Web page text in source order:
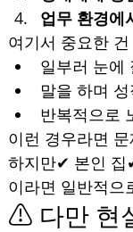
업무 환경에
여기서 중요한 건
일부러 눈에
말을 하며
반복적으로
이런 경우라면
하지만✔ 본인 집
이라면 일반적으
⚠ 다만 현